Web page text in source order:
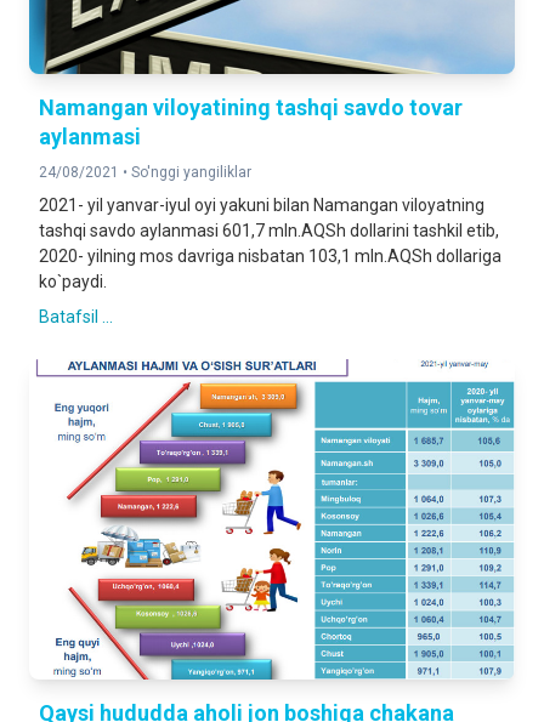
Namangan viloyatining tashqi savdo tovar
aylanmasi
24/08/2021 • So'nggi yangiliklar
2021- yil yanvar-iyul oyi yakuni bilan Namangan viloyatning
tashqi savdo aylanmasi 601,7 mln.AQSh dollarini tashkil etib,
2020- yilning mos davriga nisbatan 103,1 mln.AQSh dollariga
ko`paydi.
Batafsil ...
Qaysi hududda aholi jon boshiga chakana